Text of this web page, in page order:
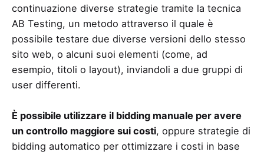
continuazione diverse strategie tramite la tecnica
AB Testing, un metodo attraverso il quale è
possibile testare due diverse versioni dello stesso
sito web, o alcuni suoi elementi (come, ad
esempio, titoli o layout), inviandoli a due gruppi di
user differenti.
È possibile utilizzare il bidding manuale per avere
un controllo maggiore sui costi, oppure strategie di
bidding automatico per ottimizzare i costi in base